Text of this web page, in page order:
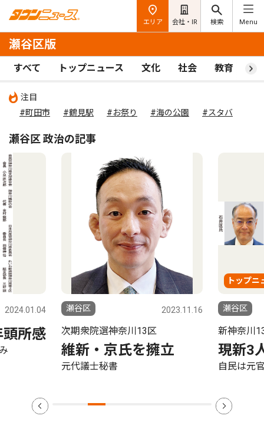
エリア 会社・IR 検索 Menu
瀬谷区版
すべて トップニュース 文化 社会 教育 ス
注目
#町田市
#鶴見駅 #お祭り #海の公園 #スタバ
瀬谷区 政治の記事
2024.01.04
所感
瀬谷区 2023.11.16
次期衆院選神奈川13区
維新・京氏を擁立
元代議士秘書
トップニ
瀬谷区
新神奈川
現新3
自民は元